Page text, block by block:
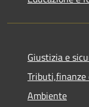
Giustizia e
Ambiente